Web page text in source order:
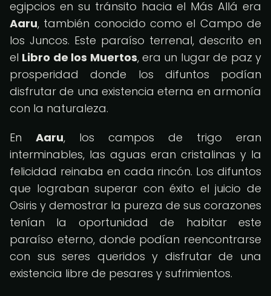
egipcios en su tránsito hacia el Más Allá era
Aaru, también conocido como el Campo de
los Juncos. Este paraíso terrenal, descrito en
el Libro de los Muertos, era un lugar de paz y
prosperidad donde los difuntos podían
disfrutar de una existencia eterna en armonía
con la naturaleza.
En Aaru, los campos de trigo eran
interminables, las aguas eran cristalinas y la
felicidad reinaba en cada rincón. Los difuntos
que lograban superar con éxito el juicio de
Osiris y demostrar la pureza de sus corazones
tenían la oportunidad de habitar este
paraíso eterno, donde podían reencontrarse
con sus seres queridos y disfrutar de una
existencia libre de pesares y sufrimientos.